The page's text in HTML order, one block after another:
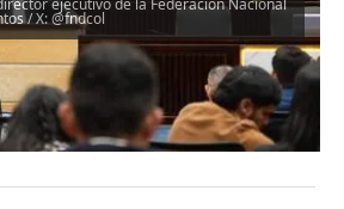
/ X: @fndcol